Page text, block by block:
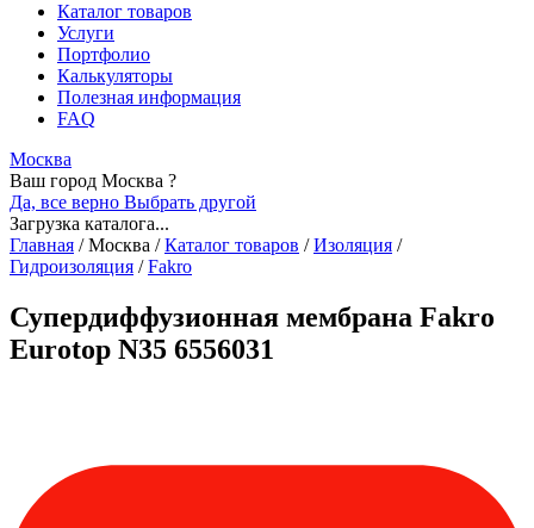
Каталог товаров
Услуги
Портфолио
Калькуляторы
Полезная информация
FAQ
Москва
Ваш город Москва ?
Да, все верно Выбрать другой
Загрузка каталога...
Главная /Москва / Каталог товаров / Изоляция /
Гидроизоляция / Fakro
Супердиффузионная мембрана Fakro
Eurotop N35 6556031